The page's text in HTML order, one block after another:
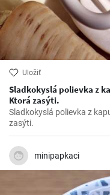
Uložiť
Sladkokyslá polievka z
Ktorá zasýti.
Sladkokyslá polievka z
zasýti.
minipapkaci